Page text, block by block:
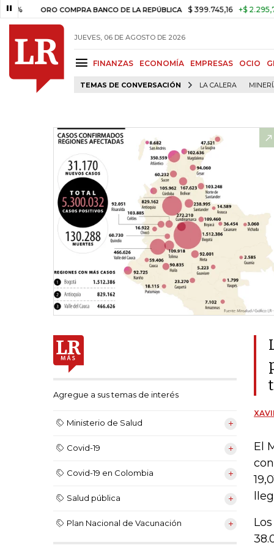
COMPRA BANCO DE LA REPÚBLICA $ 399.745,16 +$ 2.295,71 +0,58%
JUEVES, 06 DE AGOSTO DE 2026
FINANZAS ECONOMÍA EMPRESAS OCIO
TEMAS DE CONVERSACIÓN LA CALERA
Agregue a sus temas de interés
Ministerio de Salud
Covid-19
Covid-19 en Colombia
Salud pública
Plan Nacional de Vacunación
El